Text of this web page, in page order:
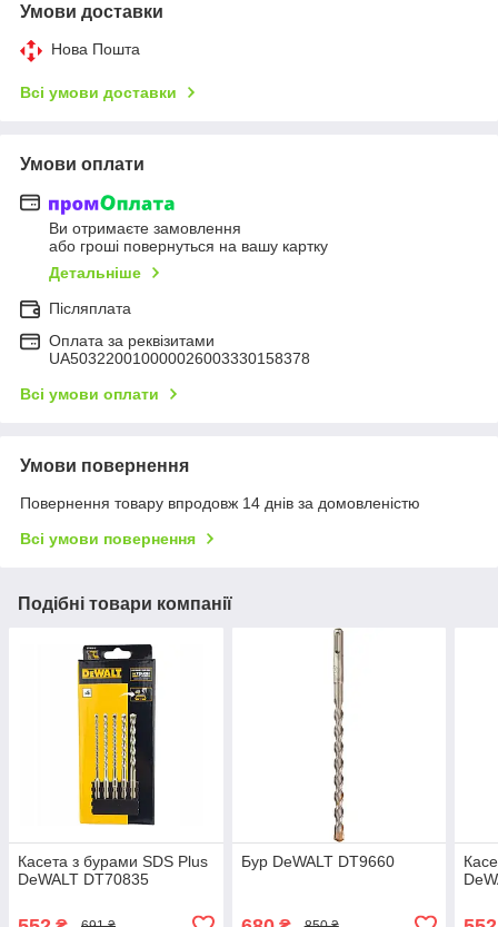
Умови доставки
Нова Пошта
Всі умови доставки
Умови оплати
Ви отримаєте замовлення
або гроші повернуться на вашу картку
Детальніше
Післяплата
Оплата за реквізитами
UA503220010000026003330158378
Всі умови оплати
Умови повернення
Повернення товару впродовж 14 днів за домовленістю
Всі умови повернення
Подібні товари компанії
Касета з бурами SDS Plus
DeWALT DT70835
Бур DeWALT DT9660